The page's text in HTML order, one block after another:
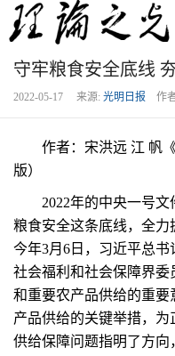
守牢粮食安全底线
2022-05-17 来源: 光明日报 作
作者：宋洪远 江 帆《
版）
2022年的中央一号文
粮食安全这条底线，全力
今年3月6日，习近平总书
社会福利和社会保障界
和重要农产品供给的重
产品供给的关键举措，
供给保障问题指明了方